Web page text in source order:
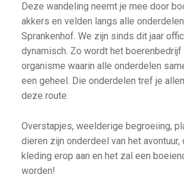
Deze wandeling neemt je mee door
akkers en velden langs alle
Sprankenhof. We zijn sinds dit jaar
dynamisch. Zo wordt het boerenbedrijf
organisme waarin alle onderdelen
een geheel. Die onderdelen tref je
deze route.
Overstapjes, weelderige begroeiing,
dieren zijn onderdeel van het avontuur,
kleding erop aan en het zal een
worden!